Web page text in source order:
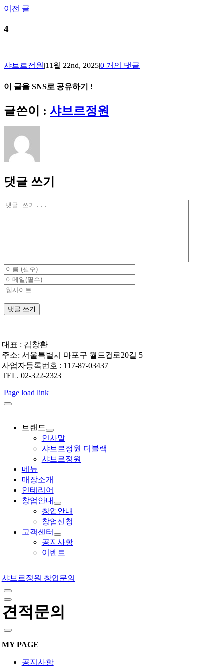
Skip
content
이전 글
4
샤브르정원|11월 22nd, 2025|0 개의 댓글
이 글을 SNS로 공유하기 !
Facebook
X
Reddit
LinkedIn
Tumblr
Pinterest
Vk
이
메
일
글쓴이 : 샤브르정원
댓글 쓰기
댓
대표 : 김창환
주소: 서울특별시 마포구 월드컵로20길 5
사업자등록번호 : 117-87-03437
TEL. 02-322-2323
Page load link
브랜드
인사말
샤브르정원 더블랙
샤브르정원
메뉴
매장소개
인테리어
창업안내
창업안내
창업신청
고객센터
공지사항
이벤트
샤브르정원 창업문의
견적문의
MY PAGE
공지사항